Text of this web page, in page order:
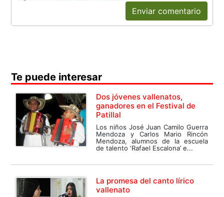
Enviar comentario
Te puede interesar
Dos jóvenes vallenatos,
ganadores en el Festival de
Patillal
Los niños José Juan Camilo Guerra
Mendoza y Carlos Mario Rincón
Mendoza, alumnos de la escuela
de talento ‘Rafael Escalona’ e...
La promesa del canto lírico
vallenato